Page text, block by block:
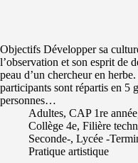
Objectifs Développer sa
l’observation et son esprit de
peau d’un chercheur en
participants sont répartis en 5
personnes…
Adultes, CAP 1re année
Collège 4e, Filière
Seconde-, Lycée -
Pratique artistique